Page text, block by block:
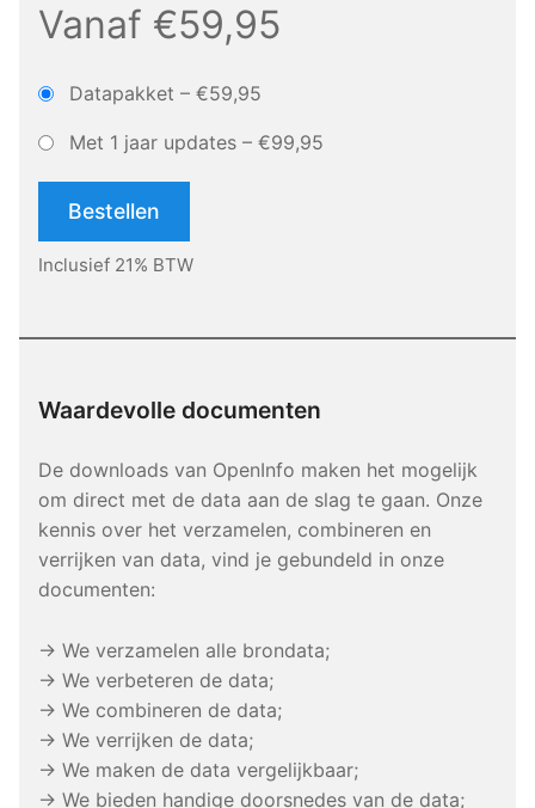
Vanaf €59,95
Datapakket – €59,95
Met 1 jaar updates – €99,95
Bestellen
Inclusief 21% BTW
Waardevolle documenten
De downloads van OpenInfo maken het mogelijk
om direct met de data aan de slag te gaan. Onze
kennis over het verzamelen, combineren en
verrijken van data, vind je gebundeld in onze
documenten:
→ We verzamelen alle brondata;
→ We verbeteren de data;
→ We combineren de data;
→ We verrijken de data;
→ We maken de data vergelijkbaar;
→ We bieden handige doorsnedes van de data;